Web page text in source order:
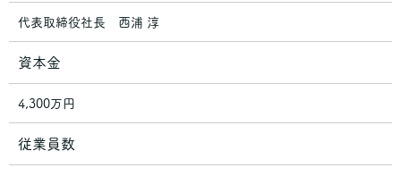
代表取締役社長 西浦 淳
資本金
4,300万円
従業員数